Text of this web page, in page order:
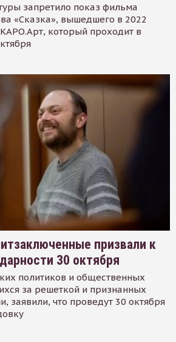
запретило показ фильма
«Сказка», вышедшего в 2022
который проходит в
призвали к
30 октября
политиков и общественных
за решеткой и признанных
заявили, что проведут 30 октября